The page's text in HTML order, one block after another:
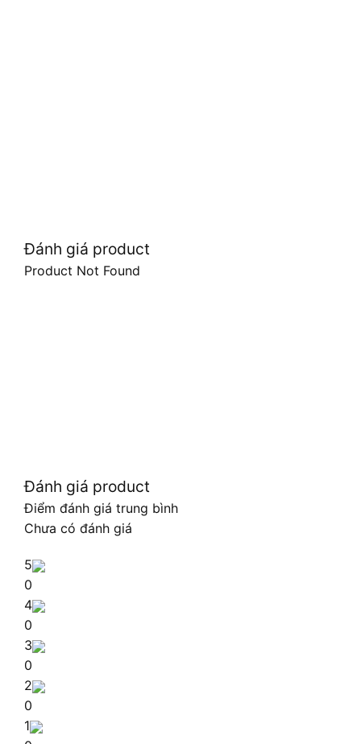
Đánh giá product
Product Not Found
Đánh giá product
Điểm đánh giá trung bình
Chưa có đánh giá
5
0
4
0
3
0
2
0
1